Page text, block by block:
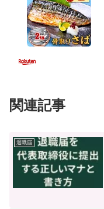
関連記事
退職届